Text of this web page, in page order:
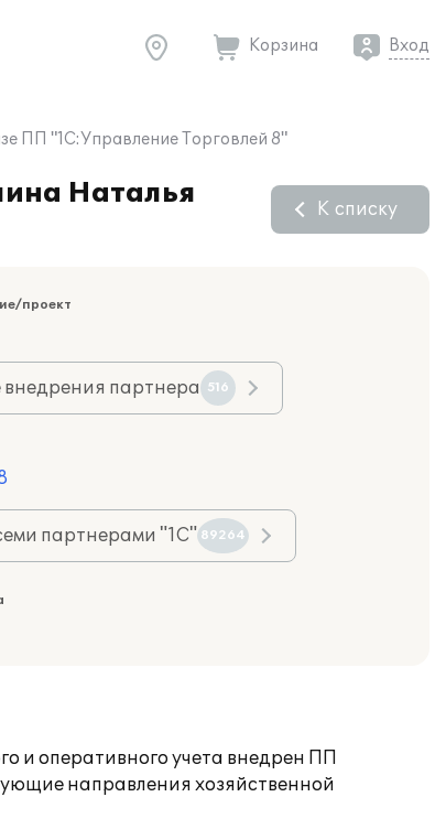
Корзина Вход
ПП "1С:Управление Торговлей 8"
Наталья
К списку
проект
внедрения партнера 516
партнерами "1С" 89264
и оперативного учета внедрен ПП
направления хозяйственной